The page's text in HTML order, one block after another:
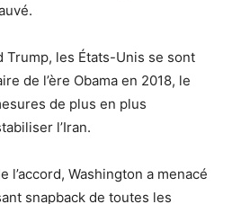
Trump, les États-Unis se sont
de l’ère Obama en 2018, le
de plus en plus
l’Iran.
l’accord, Washington a menacé
snapback de toutes les